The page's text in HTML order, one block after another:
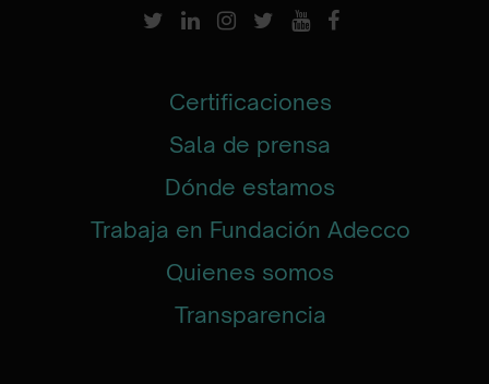
Certificaciones
Sala de prensa
Dónde estamos
Trabaja en Fundación Adecco
Quienes somos
Transparencia